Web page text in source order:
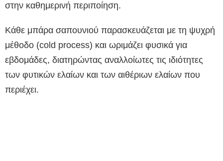
στην καθημερινή περιποίηση.
Κάθε μπάρα σαπουνιού παρασκευάζεται με τη ψυχρή
μέθοδο (cold process) και ωριμάζει φυσικά για
εβδομάδες, διατηρώντας αναλλοίωτες τις ιδιότητες
των φυτικών ελαίων και των αιθέριων ελαίων που
περιέχει.